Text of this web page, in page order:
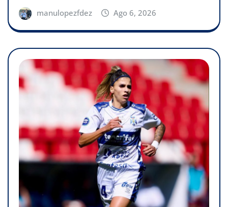
manulopezfdez Ago 6, 2026